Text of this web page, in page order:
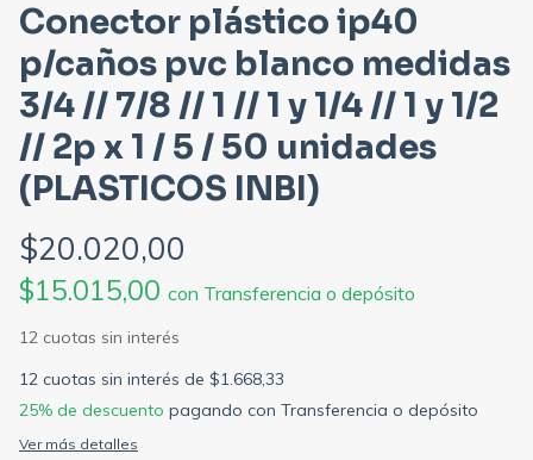
Conector plástico ip40
p/caños pvc blanco medidas
3/4 // 7/8 // 1 // 1 y 1/4 // 1 y 1/2
// 2p x 1 / 5 / 50 unidades
(PLASTICOS INBI)
$20.020,00
$15.015,00 con Transferencia o depósito
12 cuotas sin interés de $1.668,33
25% de descuento pagando con Transferencia o depósito
Ver más detalles